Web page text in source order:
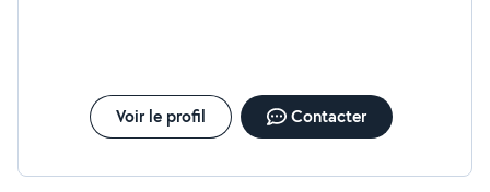
Voir le profil Contacter